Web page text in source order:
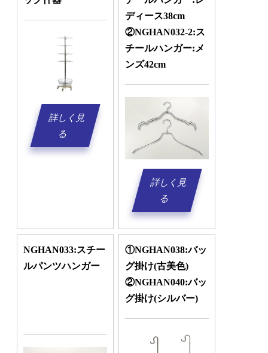
詳しく見
る
ディース38cm
②NGHAN032-2:ス
チールハンガー:メ
ンズ42cm
詳しく見
る
NGHAN033:スチー
ルパンツハンガー
①NGHAN038:バッ
グ掛け(古美色)
②NGHAN040:バッ
グ掛け(シルバー)